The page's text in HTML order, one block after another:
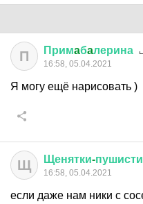
П Примaбaлерина
16:58, 05.04.2021
Я могу ещё нарисовать )
Щ Щенятки-
16:58, 05.04.2021
если даже нам ники с